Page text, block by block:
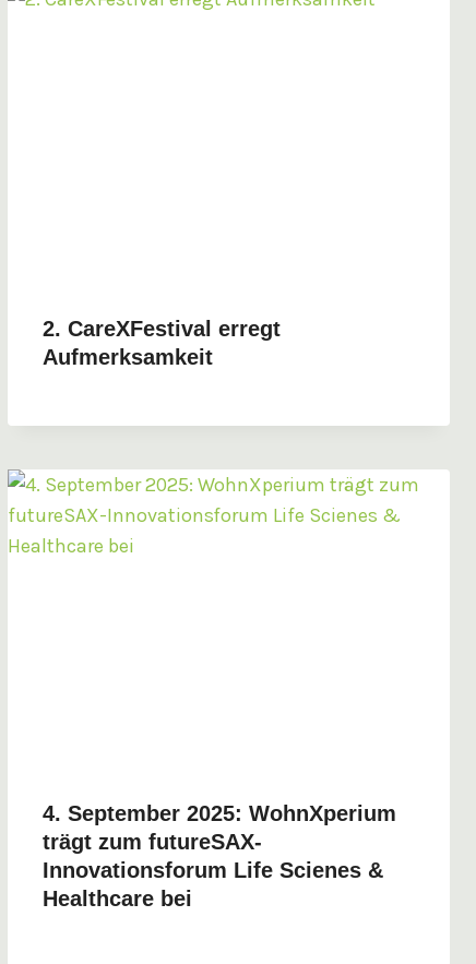
2. CareXFestival erregt
Aufmerksamkeit
4. September 2025: WohnXperium
trägt zum futureSAX-
Innovationsforum Life Scienes &
Healthcare bei